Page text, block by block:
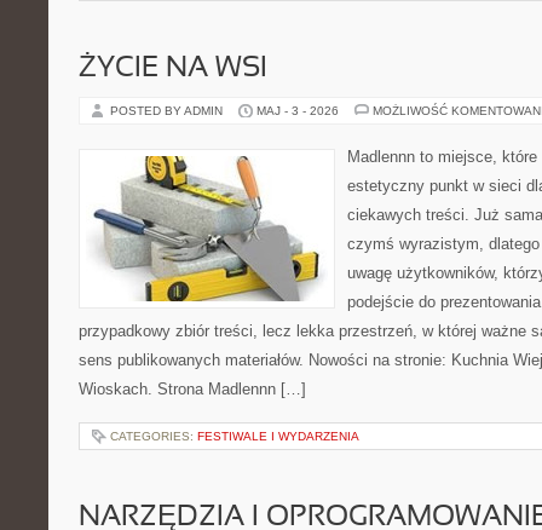
ŻYCIE NA WSI
POSTED BY ADMIN MAJ - 3 - 2026 MOŻLIWOŚĆ
Madlennn to miejsce,
estetyczny punkt w sieci
ciekawych treści. Już
czymś wyrazistym,
uwagę użytkowników,
podejście do
przypadkowy zbiór treści, lecz lekka przestrzeń, w której ważne
sens publikowanych materiałów. Nowości na stronie: Kuchnia
Wioskach. Strona Madlennn […]
CATEGORIES: FESTIWALE I WYDARZENIA
NARZĘDZIA I